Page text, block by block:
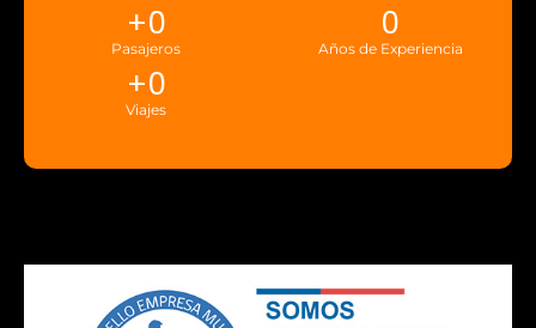
Pasajeros
+0
Años de Experiencia
0
Viajes
+0